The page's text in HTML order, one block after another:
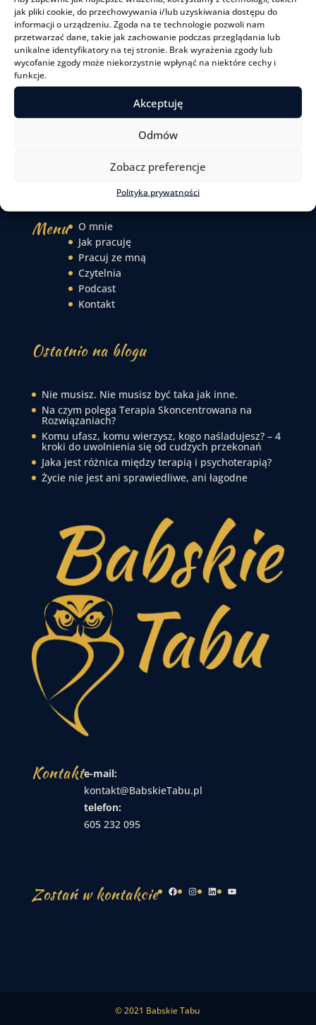
jak pliki cookie, do przechowywania i/lub uzyskiwania dostępu do
informacji o urządzeniu. Zgoda na te technologie pozwoli nam
przetwarzać dane, takie jak zachowanie podczas przeglądania lub
unikalne identyfikatory na tej stronie. Brak wyrażenia zgody lub
wycofanie zgody może niekorzystnie wpłynąć na niektóre cechy i
funkcje.
Akceptuję
Odmów
Zobacz preferencje
Polityka prywatności
Nie musisz. Nie musisz być taka jak inne.
Na czym polega Terapia Skoncentrowana
na Rozwiązaniach?
Komu ufasz, komu wierzysz, kogo
naśladujesz? – 4 kroki do uwolnienia się od
cudzych przekonań
Jaka jest różnica między terapią i
Życie nie jest ani sprawiedliwe, ani łagodne
Menu
O mnie
Jak pracuję
Pracuj ze mną
Czytelnia
Podcast
Kontakt
Ostatnio na blogu
Nie musisz. Nie musisz być taka jak inne.
Na czym polega Terapia Skoncentrowana na
Rozwiązaniach?
Komu ufasz, komu wierzysz, kogo naśladujesz? – 4
kroki do uwolnienia się od cudzych przekonań
Jaka jest różnica między terapią i psychoterapią?
Życie nie jest ani sprawiedliwe, ani łagodne
Kontakte-mail:
kontakt@BabskieTabu.pl
telefon:
605 232 095
Zostań w kontakcie Facebook
Instagram
LinkedInYouTube
© 2021 Babskie Tabu